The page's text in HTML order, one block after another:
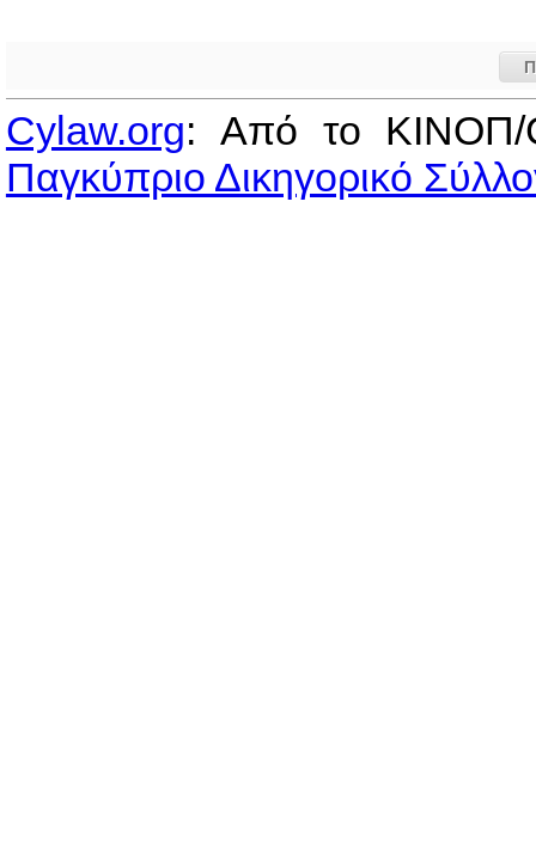
Cylaw.org: Από το
Παγκύπριο Δικηγορικό